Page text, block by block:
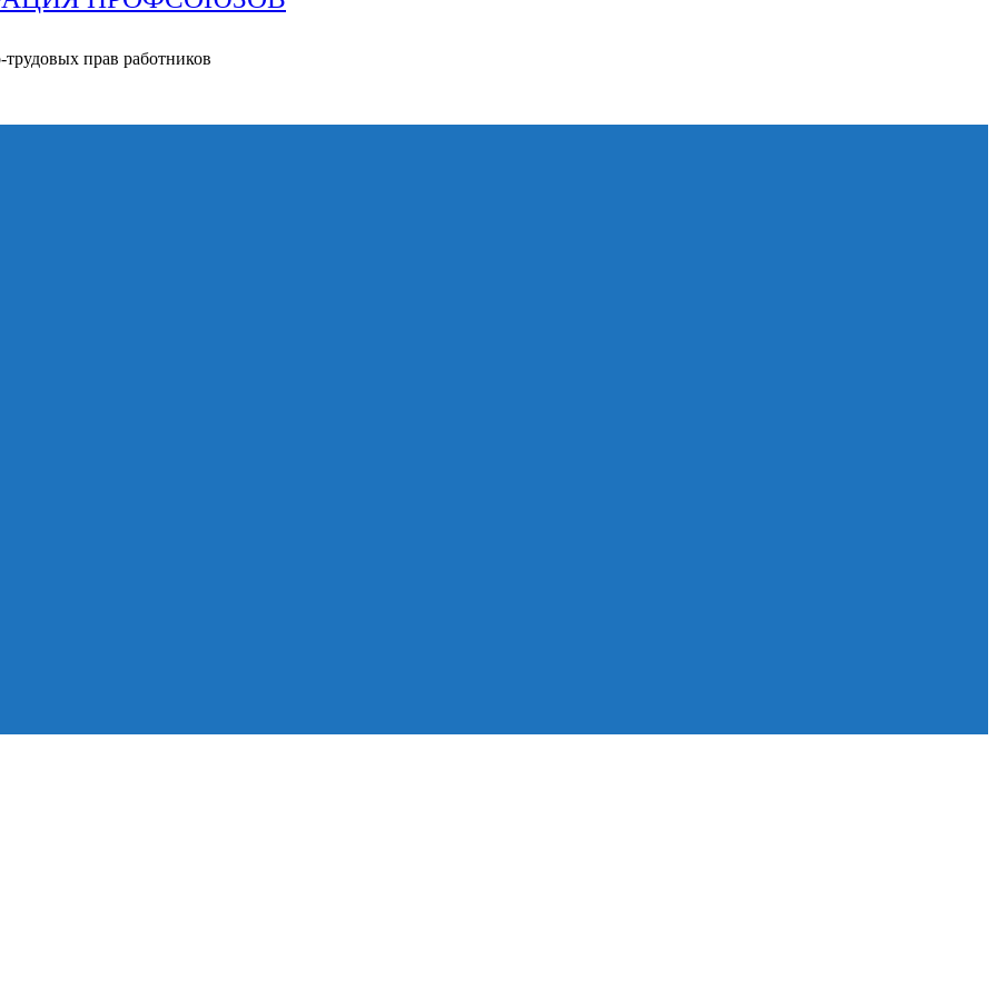
прав работников